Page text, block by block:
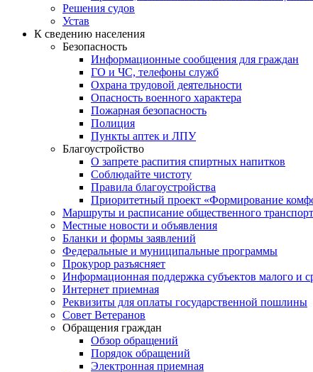
Решения судов
Устав
К сведению населения
Безопасность
Информационные сообщения для граждан
ГО и ЧС, телефоны служб
Охрана трудовой деятельности
Опасность военного характера
Пожарная безопасность
Полиция
Пункты аптек и ЛПУ
Благоустройство
О запрете распития спиртных напитков
Соблюдайте чистоту
Правила благоустройства
Приоритетный проект «Формирование
Маршруты и расписание общественного
Местные новости и объявления
Бланки и формы заявлений
Федеральные и муниципальные программы
Прокурор разъясняет
Информационная поддержка субъектов малого и
Интернет приемная
Реквизиты для оплаты государственной пошлины
Совет Ветеранов
Обращения граждан
Обзор обращений
Порядок обращений
Электронная приемная